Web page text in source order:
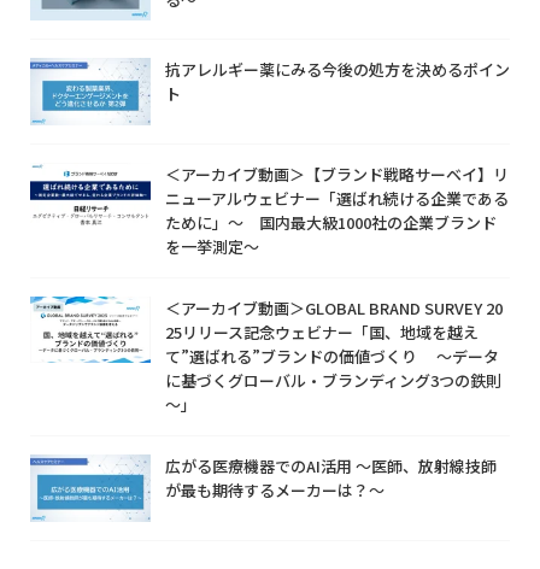
抗アレルギー薬にみる今後の処方を決めるポイン
ト
＜アーカイブ動画＞【ブランド戦略サーベイ】リ
ニューアルウェビナー「選ばれ続ける企業である
ために」～ 国内最大級1000社の企業ブランド
を一挙測定～
＜アーカイブ動画＞GLOBAL BRAND SURVEY 20
25リリース記念ウェビナー「国、地域を越え
て”選ばれる”ブランドの価値づくり ～データ
に基づくグローバル・ブランディング3つの鉄則
～」
広がる医療機器でのAI活用 ～医師、放射線技師
が最も期待するメーカーは？～